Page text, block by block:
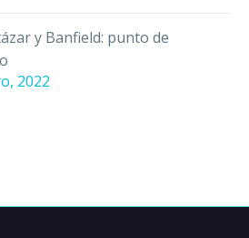
y Banfield: punto de
2022